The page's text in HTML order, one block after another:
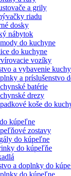
a grily
riadu
dosky
nábytok
do kuchyne
do kuchyne
vozíky
a vybavenie
a príslušenstvo
batérie
drezy
koše do
kúpeľne
zostavy
do kúpeľne
do kúpeľňe
a doplnky do
do kúpeľne